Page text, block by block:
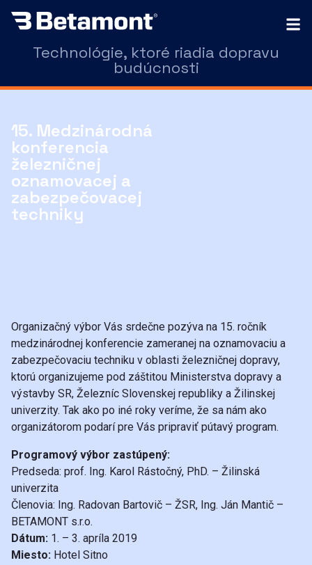
Technológie, ktoré riadia dopravu
budúcnosti
15. Medzinárodná
konferencia
železničnej
oznamovacej a
zabezpečovacej
techniky
Organizačný výbor Vás srdečne pozýva na 15. ročník
medzinárodnej konferencie zameranej na oznamovaciu a
zabezpečovaciu techniku v oblasti železničnej dopravy,
ktorú organizujeme pod záštitou Ministerstva dopravy a
výstavby SR, Železníc Slovenskej republiky a Žilinskej
univerzity. Tak ako po iné roky veríme, že sa nám ako
organizátorom podarí pre Vás pripraviť pútavý program.
Programový výbor zastúpený:
Predseda: prof. Ing. Karol Rástočný, PhD. – Žilinská
univerzita
Členovia: Ing. Radovan Bartovič – ŽSR, Ing. Ján Mantič –
BETAMONT s.r.o.
Dátum: 1. – 3. apríla 2019
Miesto: Hotel Sitno